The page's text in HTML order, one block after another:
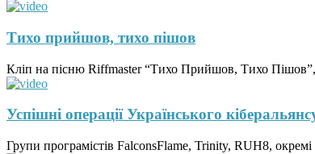
Тихо прийшов, тихо пішов
Кліп на пісню Riffmaster “Тихо Прийшов, Тихо Пішов”,
Успішні операції Українського
Групи програмістів FalconsFlame, Trinity, RUH8,